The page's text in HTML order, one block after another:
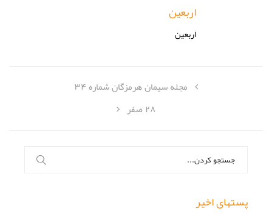
اربعین
اربعین
مجله سیمان هرمزگان شماره ۳۴
۲۸ صفر
برای:
پستهای اخیر